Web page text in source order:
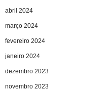
abril 2024
março 2024
fevereiro 2024
janeiro 2024
dezembro 2023
novembro 2023